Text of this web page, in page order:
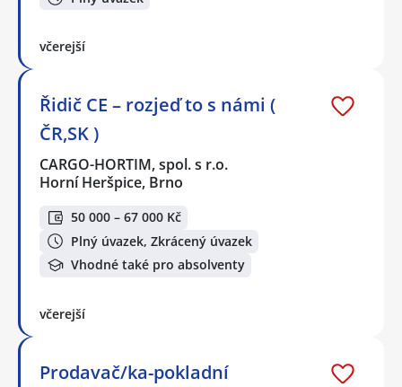
včerejší
Řidič CE – rozjeď to s námi (
ČR,SK )
CARGO-HORTIM, spol. s r.o.
Horní Heršpice, Brno
50 000 – 67 000 Kč
Plný úvazek, Zkrácený úvazek
Vhodné také pro absolventy
včerejší
Prodavač/ka-pokladní